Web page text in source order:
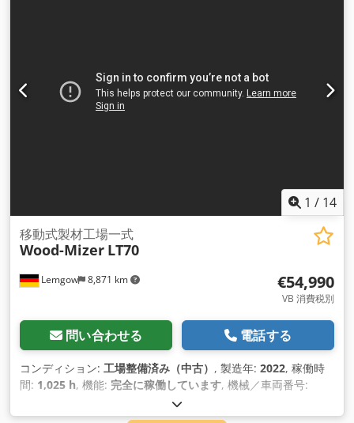
1 / 14
Lemgow 8,871 km
移動式製材工場一式
Wood-Mizer LT70
€54,990
VB 消費税別
問い合わせる 電話する
コンディション: 工場整備済み（中古） , 製造年: 2022, 稼働時
間: 1,025 h, 機能: 完全に稼働しています, 機械／車両番号:
, 切削長さ（最大）:
量:3,000 kg（キログラム）, 高さ調整タイプ:電気, 歯ピッチ: